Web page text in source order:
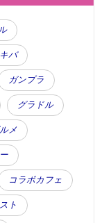
バ
ガンプラ
グラドル
メ
コラボカフェ
ト